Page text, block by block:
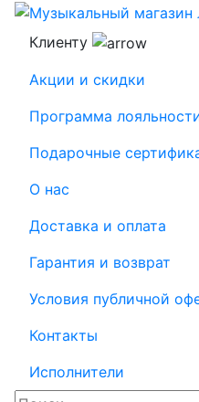
Клиенту
Акции и скидки
Программа
Подарочные
О нас
Доставка и оплата
Гарантия и возврат
Условия публичной
Контакты
Исполнители